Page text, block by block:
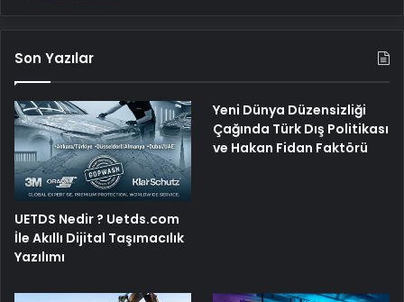
Son Yazılar
UETDS Nedir ? Uetds.com
İle Akıllı Dijital Taşımacılık
Yazılımı
Yeni Dünya Düzensizliği
Çağında Türk Dış Politikası
ve Hakan Fidan Faktörü